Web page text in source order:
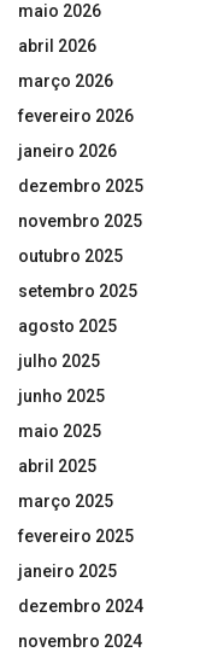
maio 2026
abril 2026
março 2026
fevereiro 2026
janeiro 2026
dezembro 2025
novembro 2025
outubro 2025
setembro 2025
agosto 2025
julho 2025
junho 2025
maio 2025
abril 2025
março 2025
fevereiro 2025
janeiro 2025
dezembro 2024
novembro 2024